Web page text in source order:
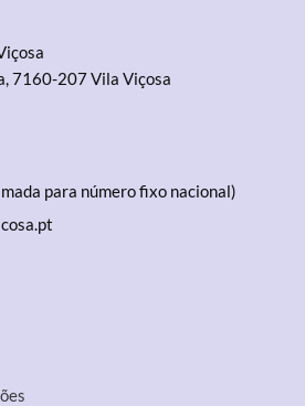
7160-207 Vila Viçosa
para número fixo nacional)